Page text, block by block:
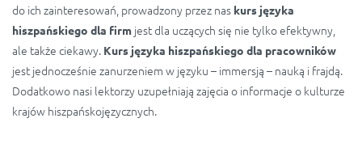
do ich zainteresowań, prowadzony przez nas kurs języka
hiszpańskiego dla firm jest dla uczących się nie tylko efektywny,
ale także ciekawy. Kurs języka hiszpańskiego dla pracowników
jest jednocześnie zanurzeniem w języku – immersją – nauką i frajdą.
Dodatkowo nasi lektorzy uzupełniają zajęcia o informacje o kulturze
krajów hiszpańskojęzycznych.